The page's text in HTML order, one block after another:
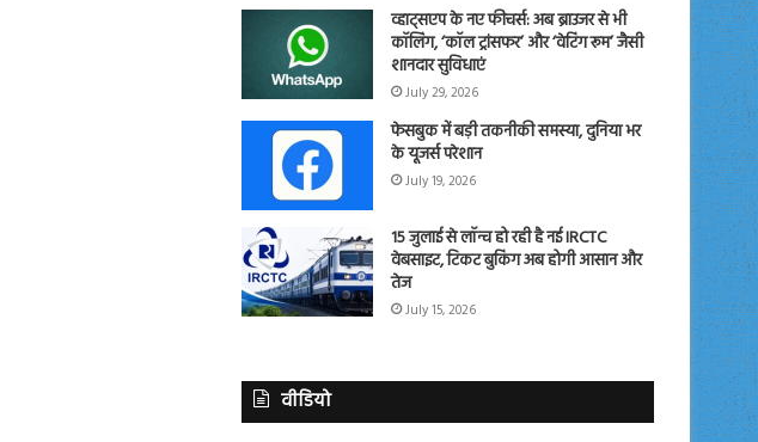
व्हाट्सएप के नए फीचर्स: अब ब्राउजर से भी
कॉलिंग, ‘कॉल ट्रांसफर’ और ‘वेटिंग रूम’ जैसी
शानदार सुविधाएं
July 29, 2026
फेसबुक में बड़ी तकनीकी समस्या, दुनिया भर
के यूजर्स परेशान
July 19, 2026
15 जुलाई से लॉन्च हो रही है नई IRCTC
वेबसाइट, टिकट बुकिंग अब होगी आसान और
तेज
July 15, 2026
वीडियो